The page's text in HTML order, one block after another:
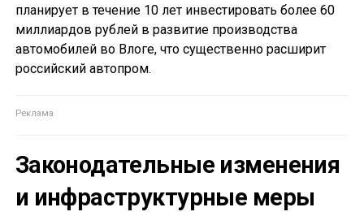
планирует в течение 10 лет инвестировать более 60
миллиардов рублей в развитие производства
автомобилей во Влоге, что существенно расширит
российский автопром.
Законодательные изменения
и инфраструктурные меры